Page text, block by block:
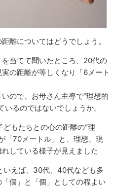
離についてはどうでしょう。
を当てて聞いたところ、20代の
の距離が等しくなり「6メート
ので、お母さん主導で“理想的
るのではないでしょうか。
もたちとの心の距離の“理
「70メートル」と、理想、現
している様子が見えました
いえば、30代、40代なども多
個」と「個」としての程よい